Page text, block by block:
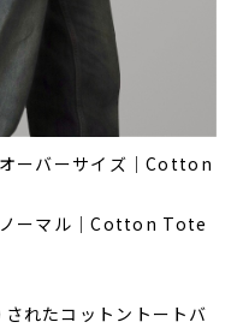
ーバーサイズ｜Cotton
ノーマル｜Cotton Tote
れたコットントートバ